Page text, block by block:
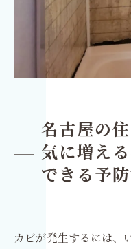
名古屋の
気に増え
できる予
カビが発生するには、